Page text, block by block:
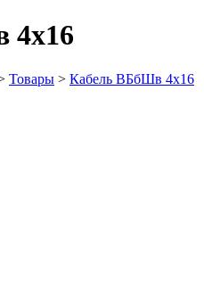
4х16
Товары > Кабель ВБбШв 4х16